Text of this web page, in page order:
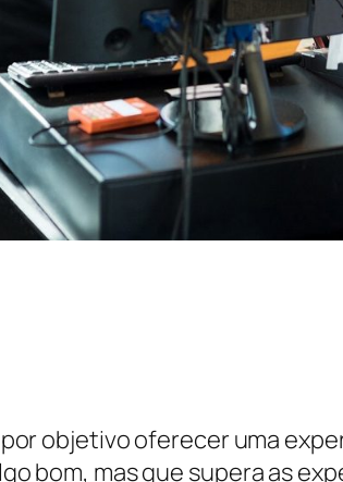
objetivo oferecer uma
bom, mas que supera as